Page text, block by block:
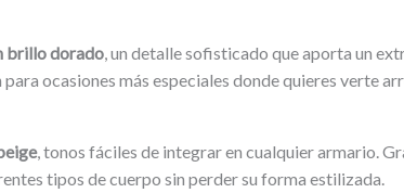
brillo dorado, un detalle sofisticado que aporta un
ocasiones más especiales donde quieres verte
, tonos fáciles de integrar en cualquier armario.
tipos de cuerpo sin perder su forma estilizada.